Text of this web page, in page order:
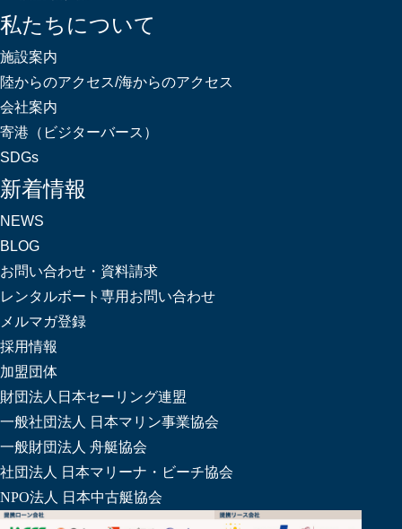
私たちについて
施設案内
陸からのアクセス/海からのアクセス
会社案内
寄港（ビジターバース）
SDGs
新着情報
NEWS
BLOG
お問い合わせ・資料請求
レンタルボート専用お問い合わせ
メルマガ登録
採用情報
加盟団体
財団法人日本セーリング連盟
一般社団法人 日本マリン事業協会
一般財団法人 舟艇協会
社団法人 日本マリーナ・ビーチ協会
NPO法人 日本中古艇協会